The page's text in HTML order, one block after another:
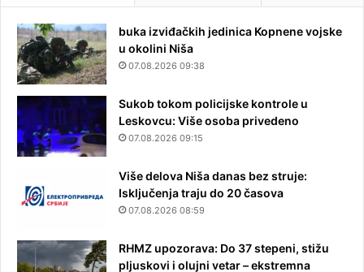
buka izviđačkih jedinica Kopnene vojske
u okolini Niša
07.08.2026 09:38
Sukob tokom policijske kontrole u
Leskovcu: Više osoba privedeno
07.08.2026 09:15
Više delova Niša danas bez struje:
Isključenja traju do 20 časova
07.08.2026 08:59
RHMZ upozorava: Do 37 stepeni, stižu
pljuskovi i olujni vetar – ekstremna